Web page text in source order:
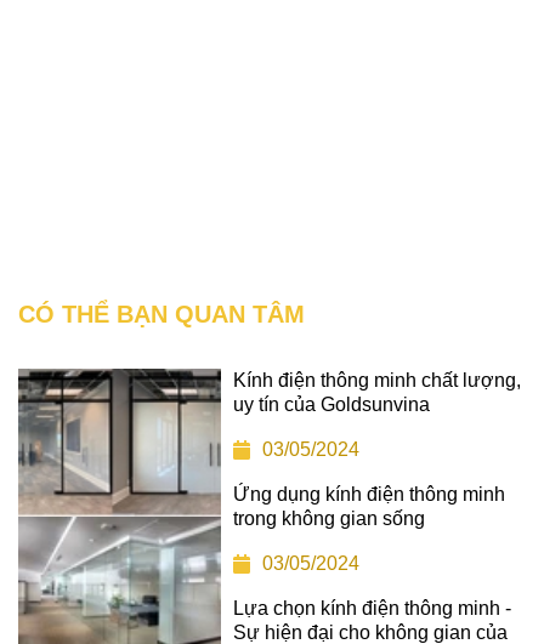
CÓ THỂ BẠN QUAN TÂM
Kính điện thông minh chất lượng,
uy tín của Goldsunvina
03/05/2024
Ứng dụng kính điện thông minh
trong không gian sống
03/05/2024
Lựa chọn kính điện thông minh -
Sự hiện đại cho không gian của